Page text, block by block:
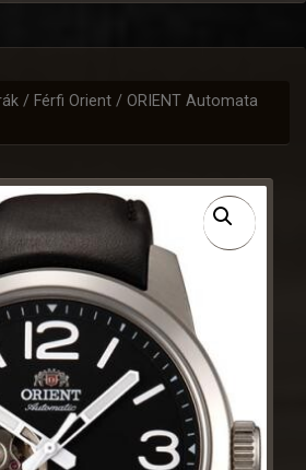
/ Férfi Orient / ORIENT Automata